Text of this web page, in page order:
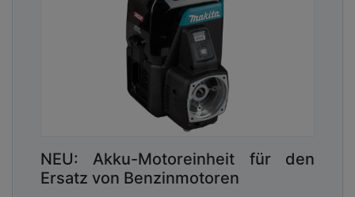
NEU: Akku-Motoreinheit für den
Ersatz von Benzinmotoren